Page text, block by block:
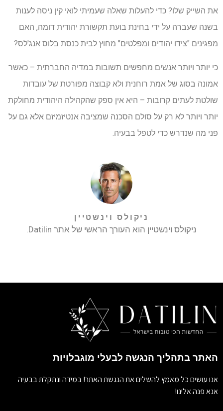
את השייק שלו? כדי להעלות שאלה שעמיתי לואי קין ניסה לענות
בשנה שעברה על ידי בחינת בועת תקשורת יהודית דומה, האם
מפגינים "צידו יהודים ומפלטים" מחוץ לבית כנסת בלוס אנג'לס?
כי יותר ויותר אנשים מחפשים תשובות במדיה החברתית – כאשר
אמונה בסוג של אמת רוחנית ולא קבוצה מפורטת של עובדות
שולטת לעתים קרובות – היא אין ספק שהקהילה היהודית מחולקת
יותר ויותר לא רק על סולם הסכנה שמציבה אנטיזמיזם אלא גם על
פני מה שנדרש כדי לטפל בבעיה.
ניקולס וינשטיין
ניקולס וינשטיין הוא העורך הראשי של אתר Datilin.
האתר בתהליך הנגשה לבעלי מוגבלויות
אנו עושים כל מאמץ להשלים את הנגשת האתר! במידה ונתקלת בבעיה
אנא פנה אלינו!